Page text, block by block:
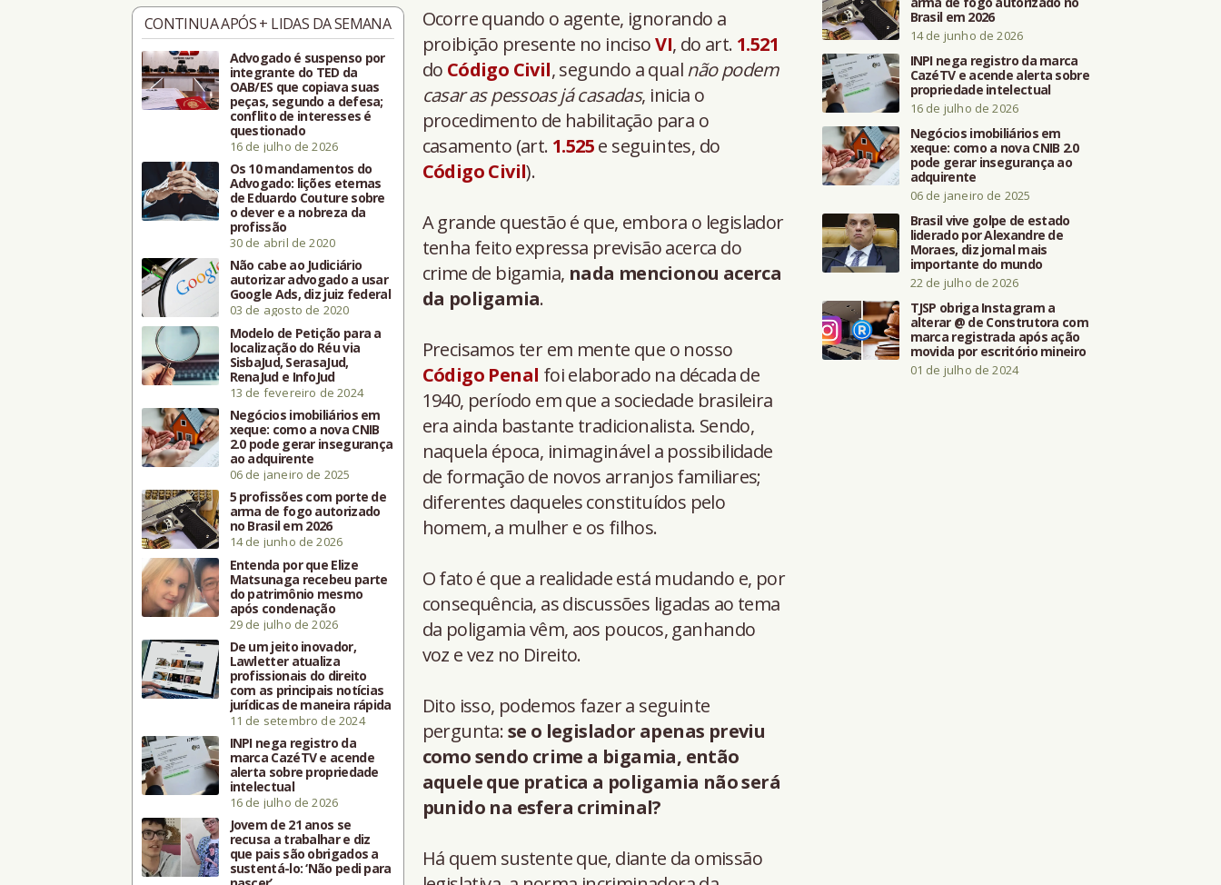
CONTINUA APÓS + LIDAS DA SEMANA
Advogado é suspenso por
integrante do TED da
OAB/ES que copiava suas
peças, segundo a defesa;
conflito de interesses é
questionado
16 de julho de 2026
Os 10 mandamentos do
Advogado: lições eternas
de Eduardo Couture sobre
o dever e a nobreza da
profissão
30 de abril de 2020
Não cabe ao Judiciário
autorizar advogado a usar
Google Ads, diz juiz federal
03 de agosto de 2020
Modelo de Petição para a
localização do Réu via
SisbaJud, SerasaJud,
RenaJud e InfoJud
13 de fevereiro de 2024
Negócios imobiliários em
xeque: como a nova CNIB
2.0 pode gerar insegurança
ao adquirente
06 de janeiro de 2025
5 profissões com porte de
arma de fogo autorizado
no Brasil em 2026
14 de junho de 2026
Entenda por que Elize
Matsunaga recebeu parte
do patrimônio mesmo
após condenação
29 de julho de 2026
De um jeito inovador,
Lawletter atualiza
profissionais do direito
com as principais notícias
jurídicas de maneira rápida
11 de setembro de 2024
INPI nega registro da
marca CazéTV e acende
alerta sobre propriedade
intelectual
16 de julho de 2026
Jovem de 21 anos se
recusa a trabalhar e diz
que pais são obrigados a
sustentá-lo: ‘Não pedi para
Ocorre quando o agente, ignorando a
proibição presente no incisoVI, do art. 1.521
do Código Civil, segundo a qualnão podem
casar as pessoas já casadas, inicia o
procedimento de habilitação para o
casamento (art. 1.525e seguintes, do
Código Civil).
A grande questão é que, embora o legislador
tenha feito expressa previsão acerca do
crime de bigamia, nada mencionou acerca
da poligamia.
Precisamos ter em mente que o nosso
Código Penal foi elaborado na década de
1940, período em que a sociedade brasileira
era ainda bastante tradicionalista. Sendo,
naquela época, inimaginável a possibilidade
de formação de novos arranjos familiares;
diferentes daqueles constituídos pelo
homem, a mulher e os filhos.
O fato é que a realidade está mudando e, por
consequência, as discussões ligadas ao tema
da poligamia vêm, aos poucos, ganhando
voz e vez no Direito.
Dito isso, podemos fazer a seguinte
pergunta:se o legislador apenas previu
como sendo crime a bigamia, então
aquele que pratica a poligamia não será
punido na esfera criminal?
Há quem sustente que, diante da omissão
Brasil em 2026
14 de junho de 2026
INPI nega registro da marca
CazéTV e acende alerta sobre
propriedade intelectual
16 de julho de 2026
Negócios imobiliários em
xeque: como a nova CNIB 2.0
pode gerar insegurança ao
adquirente
06 de janeiro de 2025
Brasil vive golpe de estado
liderado por Alexandre de
Moraes, diz jornal mais
importante do mundo
22 de julho de 2026
TJSP obriga Instagram a
alterar @ de Construtora com
marca registrada após ação
movida por escritório mineiro
01 de julho de 2024